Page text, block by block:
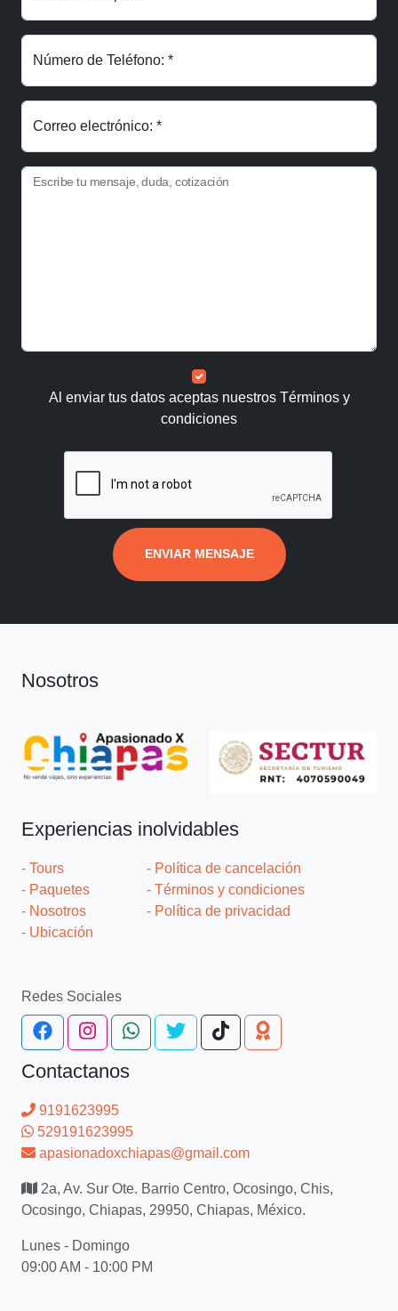
Número de Teléfono: *
Correo electrónico: *
Escribe tu mensaje, duda, cotización
Al enviar tus datos aceptas nuestros Términos y
condiciones
ENVIAR MENSAJE
Nosotros
Experiencias inolvidables
- Tours
- Paquetes
- Nosotros
- Ubicación
- Política de cancelación
- Términos y condiciones
- Política de privacidad
Redes Sociales
Contactanos
9191623995
529191623995
apasionadoxchiapas@gmail.com
2a, Av. Sur Ote. Barrio Centro, Ocosingo, Chis,
Ocosingo, Chiapas, 29950, Chiapas, México.
Lunes - Domingo
09:00 AM - 10:00 PM